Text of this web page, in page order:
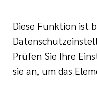
I
II
der cts
Diese Funktion ist
Prüfen Sie Ihre
sie an, um das